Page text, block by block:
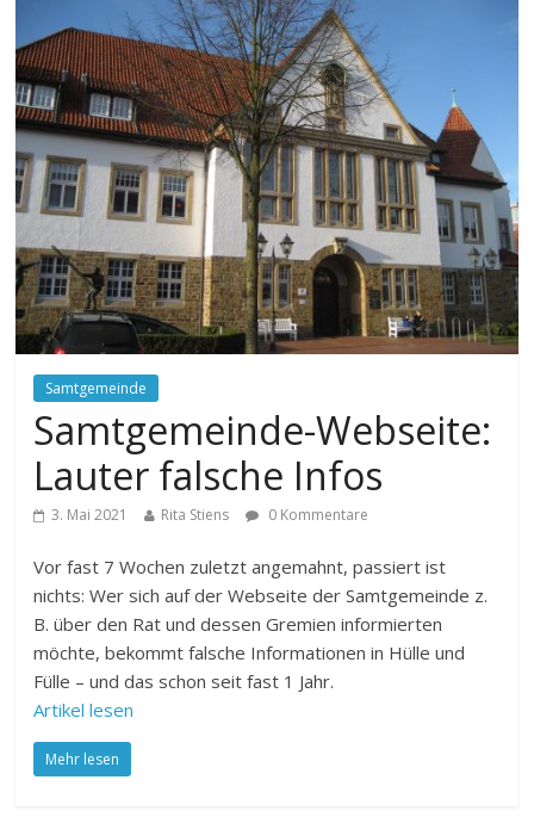
Samtgemeinde
Samtgemeinde-Webseite:
Lauter falsche Infos
3. Mai 2021 Rita Stiens 0 Kommentare
Vor fast 7 Wochen zuletzt angemahnt, passiert ist
nichts: Wer sich auf der Webseite der Samtgemeinde z.
B. über den Rat und dessen Gremien informierten
möchte, bekommt falsche Informationen in Hülle und
Fülle – und das schon seit fast 1 Jahr.
Artikel lesen
Mehr lesen